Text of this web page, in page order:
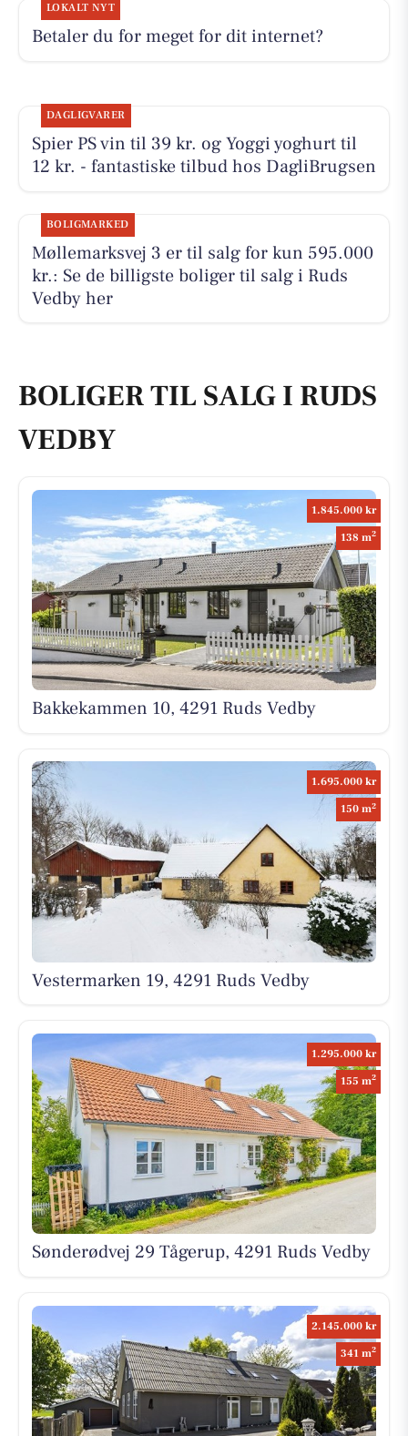
LOKALT NYT
Betaler du for meget for dit internet?
DAGLIGVARER
Spier PS vin til 39 kr. og Yoggi yoghurt til
12 kr. - fantastiske tilbud hos DagliBrugsen
BOLIGMARKED
Møllemarksvej 3 er til salg for kun 595.000
kr.: Se de billigste boliger til salg i Ruds
Vedby her
BOLIGER TIL SALG I RUDS
VEDBY
1.845.000 kr
138 m2
Bakkekammen 10, 4291 Ruds Vedby
1.695.000 kr
150 m2
Vestermarken 19, 4291 Ruds Vedby
1.295.000 kr
155 m2
Sønderødvej 29 Tågerup, 4291 Ruds Vedby
2.145.000 kr
341 m2